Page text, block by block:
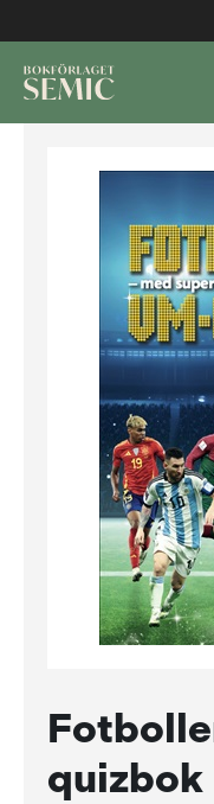
quizbok